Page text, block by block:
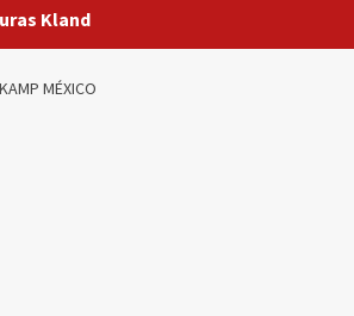
Kland
MÉXICO